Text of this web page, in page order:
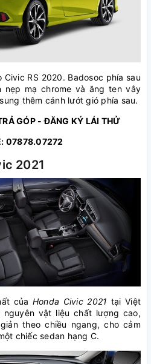
RS 2020. Badosoc phía sau
nẹp mạ chrome và ăng ten vây
thêm cánh lướt gió phía sau.
GÓP - ĐĂNG KÝ LÁI THỬ
07878.07272
2021
của Honda Civic 2021 tại Việt
vật liệu chất lượng cao,
theo chiều ngang, cho cảm
chiếc sedan hạng C.